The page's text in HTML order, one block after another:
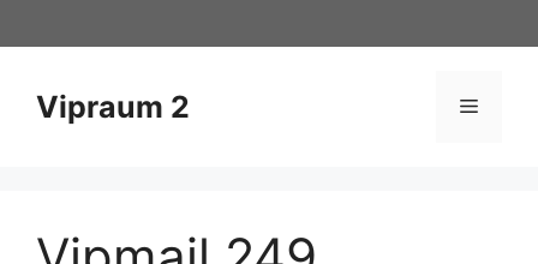
Inhalt
Vipraum 2 Menü